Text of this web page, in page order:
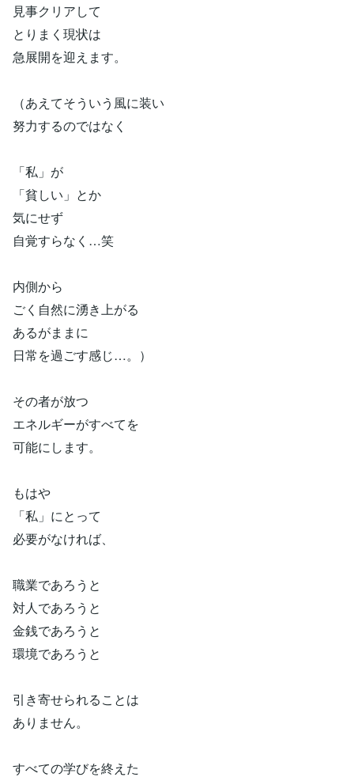
見事クリアして
とりまく現状は
急展開を迎えます。
（あえてそういう風に装い
努力するのではなく
「私」が
「貧しい」とか
気にせず
自覚すらなく…笑
内側から
ごく自然に湧き上がる
あるがままに
日常を過ごす感じ…。）
その者が放つ
エネルギーがすべてを
可能にします。
もはや
「私」にとって
必要がなければ、
職業であろうと
対人であろうと
金銭であろうと
環境であろうと
引き寄せられることは
ありません。
すべての学びを終えた